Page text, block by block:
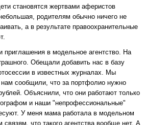
становятся жертвами аферистов
родителям обычно ничего не
а в результате правоохранительные
в модельное агентство. На
Обещали добавить нас в базу
в известных журналах. Мы
сообщили, что за портфолио нужно
Объяснили, что они работают только
и наши "непрофессиональные"
У меня мама работала в модельном
связям, что такого агентства вообще нет. А